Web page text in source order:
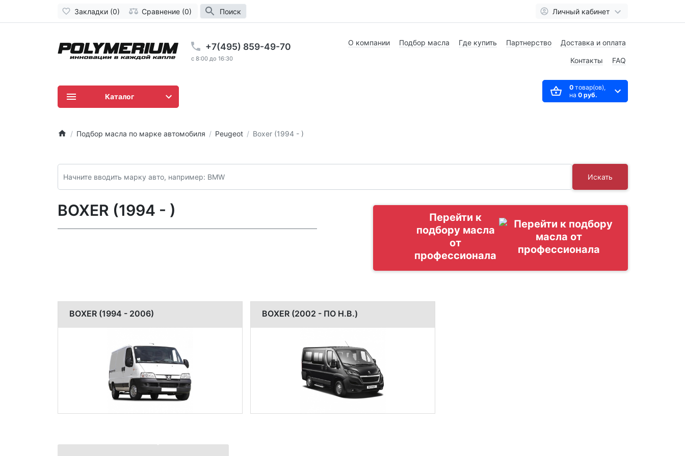
Закладки (0) Сравнение (0) Поиск Личный кабинет
+7(495) 859-49-70
c 8:00 до 16:30
О компании Подбор масла Где купить Партнерство Доставка и оплата
Контакты FAQ
0товар(ов),
на 0 руб.
Каталог
Подбор масла по марке автомобиля Peugeot Boxer (1994 - )
Искать
BOXER (1994 - )
Перейти к
подбору масла
от
профессионала
BOXER (1994 - 2006) BOXER (2002 - ПО Н.В.)